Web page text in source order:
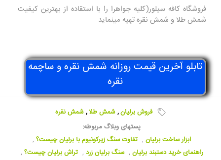
فروشگاه کافه سیلور(کلیه جواهرا را با استقاده از بهترین کیفیت
شمش طلا و شمش نقرهتهیه مینماید
تابلو آخرین قیمت روزانه شمش نقره و ساچمه
نقره
فروش برلیان, شمش طلا, شمش نقره
پستهای وبلاگ مربوطه:
ابزار ساخت برلیان , تفاوت سنگ زیرکونیوم با برلیان چیست؟ ,
راهنمای خرید دستبند برلیان , سنگ برلیان زرد , تراش برلیان چیست؟ ,